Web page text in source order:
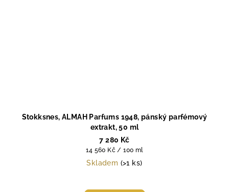
Stokksnes, ALMAH Parfums 1948, pánský parfémový
extrakt, 50 ml
7 280 Kč
Měrná
cena:
14 560 Kč / 100 ml
Skladem (>1 ks)